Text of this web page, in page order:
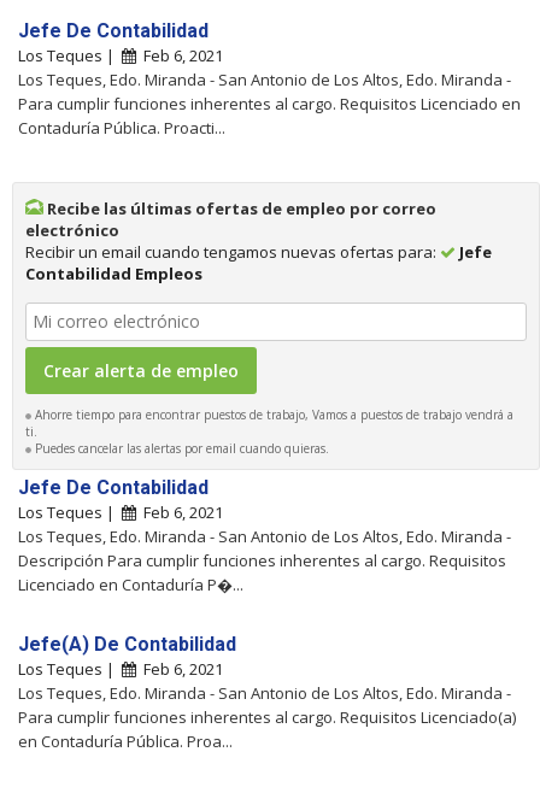
Jefe De Contabilidad
Los Teques |
Feb 6, 2021
Los Teques, Edo. Miranda - San Antonio de Los Altos, Edo. Miranda -
Para cumplir funciones inherentes al cargo. Requisitos Licenciado en
Contaduría Pública. Proacti...
Recibe las últimas ofertas de empleo por correo
electrónico
Recibir un email cuando tengamos nuevas ofertas para:
Jefe
Contabilidad Empleos
Ahorre tiempo para encontrar puestos de trabajo, Vamos a puestos de trabajo vendrá a
ti.
Puedes cancelar las alertas por email cuando quieras.
Jefe De Contabilidad
Los Teques |
Feb 6, 2021
Los Teques, Edo. Miranda - San Antonio de Los Altos, Edo. Miranda -
Descripción Para cumplir funciones inherentes al cargo. Requisitos
Licenciado en Contaduría P�...
Jefe(A) De Contabilidad
Los Teques |
Feb 6, 2021
Los Teques, Edo. Miranda - San Antonio de Los Altos, Edo. Miranda -
Para cumplir funciones inherentes al cargo. Requisitos Licenciado(a)
en Contaduría Pública. Proa...